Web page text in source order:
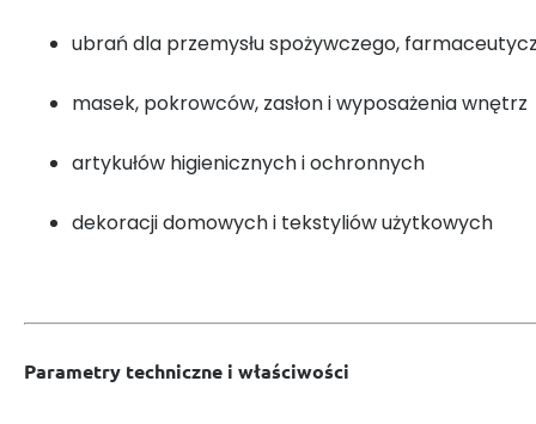
ubrań dla przemysłu spożywczego,
masek, pokrowców, zasłon i wyposażenia wnętrz
artykułów higienicznych i ochronnych
dekoracji domowych i tekstyliów użytkowych
Parametry techniczne i właściwości